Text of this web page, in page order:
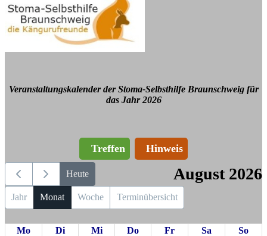
Veranstaltungskalender der Stoma-Selbsthilfe Braunschweig für
das Jahr 2026
Treffen Hinweis
Heute August 2026
Jahr Monat Woche Terminübersicht
Mo Di Mi Do Fr Sa
So